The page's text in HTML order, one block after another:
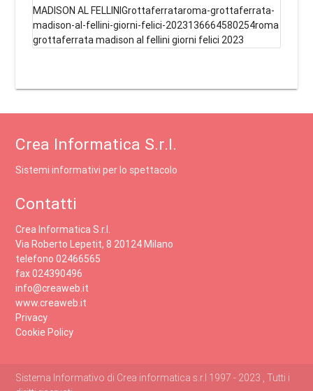
MADISON AL FELLINIGrottaferrataroma-grottaferrata-
madison-al-fellini-giorni-felici-2023136664580254roma
grottaferrata madison al fellini giorni felici 2023
Crea Informatica S.r.l.
Sistemi informativi per lo spettacolo
Contatti
Crea Informatica S.r.l.
Via Roberto Lepetit, 8 20124 Milano
telefono 02466565
fax 024390496
info@creaweb.it
www.creaweb.it
Privacy
Cookie Policy
Sistema Informativo di Crea informatica s.r.l 1997 - 2023 , Tutti i